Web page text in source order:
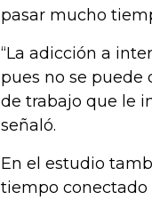
pasar mucho
“La adicción a
pues no se
de trabajo que le
señaló.
En el estudio
tiempo conectado